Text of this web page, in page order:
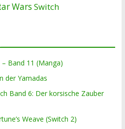
Wars Switch
Band 11 (Manga)
der Yamadas
Band 6: Der korsische Zauber
Weave (Switch 2)